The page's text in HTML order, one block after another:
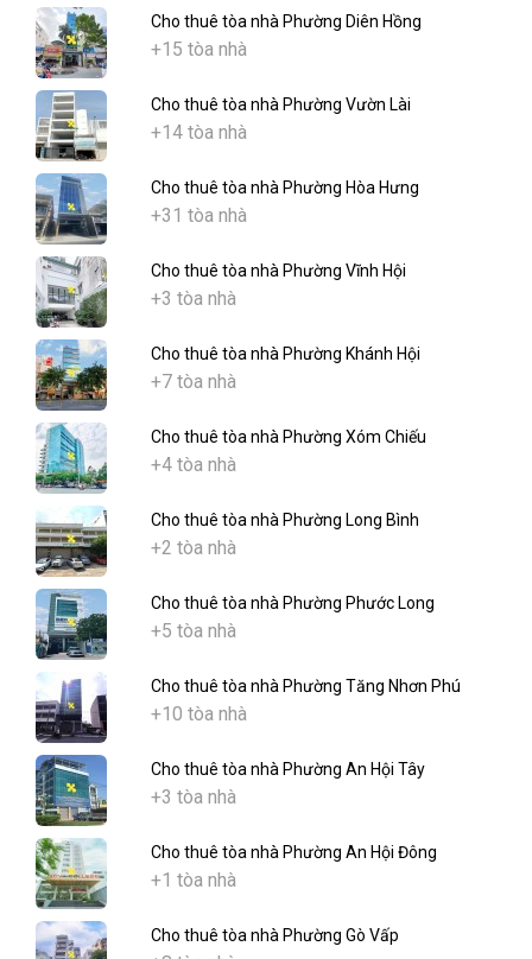
Cho thuê tòa nhà Phường Diên Hồng
+15 tòa nhà
Cho thuê tòa nhà Phường Vườn Lài
+14 tòa nhà
Cho thuê tòa nhà Phường Hòa Hưng
+31 tòa nhà
Cho thuê tòa nhà Phường Vĩnh Hội
+3 tòa nhà
Cho thuê tòa nhà Phường Khánh Hội
+7 tòa nhà
Cho thuê tòa nhà Phường Xóm Chiếu
+4 tòa nhà
Cho thuê tòa nhà Phường Long Bình
+2 tòa nhà
Cho thuê tòa nhà Phường Phước Long
+5 tòa nhà
Cho thuê tòa nhà Phường Tăng Nhơn Phú
+10 tòa nhà
Cho thuê tòa nhà Phường An Hội Tây
+3 tòa nhà
Cho thuê tòa nhà Phường An Hội Đông
+1 tòa nhà
Cho thuê tòa nhà Phường Gò Vấp